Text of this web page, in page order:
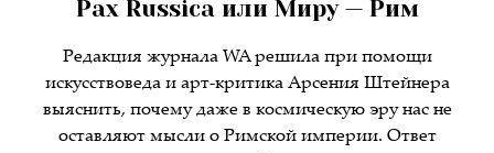
Pax Russica или Миру — Рим
Редакция журнала WA решила при помощи
искусствоведа и арт-критика Арсения Штейнера
выяснить, почему даже в космическую эру нас не
оставляют мысли о Римской империи. Ответ